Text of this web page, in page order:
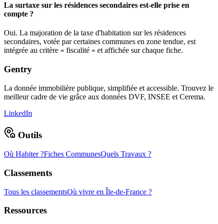
La surtaxe sur les résidences secondaires est-elle prise en
compte ?
Oui. La majoration de la taxe d'habitation sur les résidences
secondaires, votée par certaines communes en zone tendue, est
intégrée au critère « fiscalité » et affichée sur chaque fiche.
Gentry
La donnée immobilière publique, simplifiée et accessible. Trouvez le
meilleur cadre de vie grâce aux données DVF, INSEE et Cerema.
LinkedIn
Outils
Où Habiter ?Fiches CommunesQuels Travaux ?
Classements
Tous les classementsOù vivre en Île-de-France ?
Ressources